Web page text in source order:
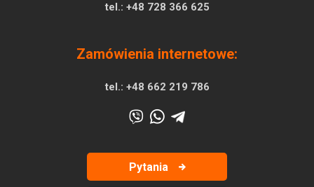
tel.: +48 728 366 625
Zamówienia internetowe:
tel.: +48 662 219 786
Pytania